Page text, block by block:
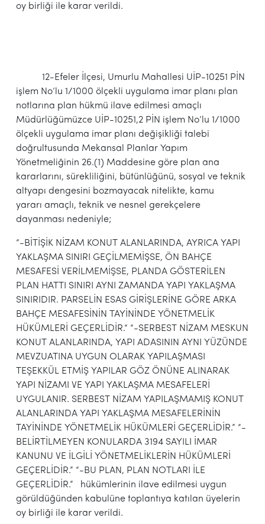
oy birliği ile karar verildi.
12-Efeler İlçesi, Umurlu Mahallesi UİP-10251 PİN
işlem No’lu 1/1000 ölçekli uygulama imar planı plan
notlarına plan hükmü ilave edilmesi amaçlı
Müdürlüğümüzce UİP-10251,2 PİN işlem No’lu 1/1000
ölçekli uygulama imar planı değişikliği talebi
doğrultusunda Mekansal Planlar Yapım
Yönetmeliğinin 26.(1) Maddesine göre plan ana
kararlarını, sürekliliğini, bütünlüğünü, sosyal ve teknik
altyapı dengesini bozmayacak nitelikte, kamu
yararı amaçlı, teknik ve nesnel gerekçelere
dayanması nedeniyle;
“-BİTİŞİK NİZAM KONUT ALANLARINDA, AYRICA YAPI
YAKLAŞMA SINIRI GEÇİLMEMİŞSE, ÖN BAHÇE
MESAFESİ VERİLMEMİŞSE, PLANDA GÖSTERİLEN
PLAN HATTI SINIRI AYNI ZAMANDA YAPI YAKLAŞMA
SINIRIDIR. PARSELİN ESAS GİRİŞLERİNE GÖRE ARKA
BAHÇE MESAFESİNİN TAYİNİNDE YÖNETMELİK
HÜKÜMLERİ GEÇERLİDİR.“ “-SERBEST NİZAM MESKUN
KONUT ALANLARINDA, YAPI ADASININ AYNI YÜZÜNDE
MEVZUATINA UYGUN OLARAK YAPILAŞMASI
TEŞEKKÜL ETMİŞ YAPILAR GÖZ ÖNÜNE ALINARAK
YAPI NİZAMI VE YAPI YAKLAŞMA MESAFELERİ
UYGULANIR. SERBEST NİZAM YAPILAŞMAMIŞ KONUT
ALANLARINDA YAPI YAKLAŞMA MESAFELERİNİN
TAYİNİNDE YÖNETMELİK HÜKÜMLERİ GEÇERLİDİR.” “-
BELİRTİLMEYEN KONULARDA 3194 SAYILI İMAR
KANUNU VE İLGİLİ YÖNETMELİKLERİN HÜKÜMLERİ
GEÇERLİDİR.” “-BU PLAN, PLAN NOTLARI İLE
GEÇERLİDİR.” hükümlerinin ilave edilmesi uygun
görüldüğünden kabulüne toplantıya katılan üyelerin
oy birliği ile karar verildi.